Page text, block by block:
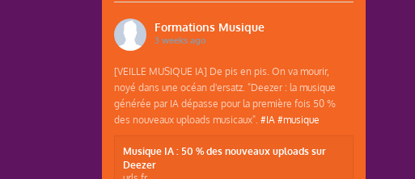
Formations Musique
3 weeks ago
[VEILLE MUSIQUE IA] De pis en pis. On va mourir,
noyé dans une océan d'ersatz. "Deezer : la musique
générée par IA dépasse pour la première fois 50 %
des nouveaux uploads musicaux". #IA #musique
Musique IA : 50 % des nouveaux uploads sur
Deezer